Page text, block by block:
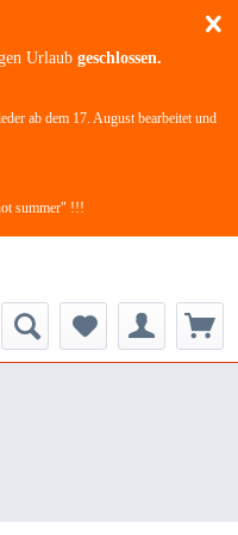
Urlaub geschlossen.
ab dem 17. August bearbeitet und
summer" !!!